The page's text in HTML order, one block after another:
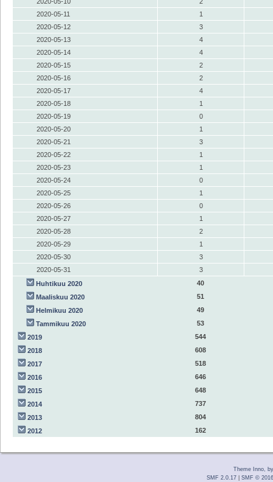
2020-05-11
1
2020-05-12
3
2020-05-13
4
2020-05-14
4
2020-05-15
2
2020-05-16
2
2020-05-17
4
2020-05-18
1
2020-05-19
0
2020-05-20
1
2020-05-21
3
2020-05-22
1
2020-05-23
1
2020-05-24
0
2020-05-25
1
2020-05-26
0
2020-05-27
1
2020-05-28
2
2020-05-29
1
2020-05-30
3
2020-05-31
3
Huhtikuu 2020
40
Maaliskuu 2020
51
Helmikuu 2020
49
Tammikuu 2020
53
2019
544
2018
608
2017
518
2016
646
2015
648
2014
737
2013
804
2012
162
Theme Inno,
SMF 2.0.17
SMF © 2016